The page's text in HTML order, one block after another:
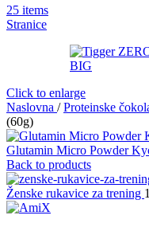
25 items
Stranice
Click to enlarge
Naslovna / Proteinske
(60g)
Glutamin Micro Powder
Back to products
Ženske rukavice za trening